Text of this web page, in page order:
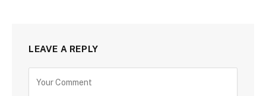
LEAVE A REPLY